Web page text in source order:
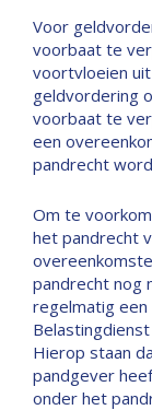
Voor
voorbaat te
voortvloeien
geldvordering
voorbaat te
een
pandrecht
Om te
het pandrecht
pandrecht nog
regelmatig
Hierop staan
pandgever
onder het